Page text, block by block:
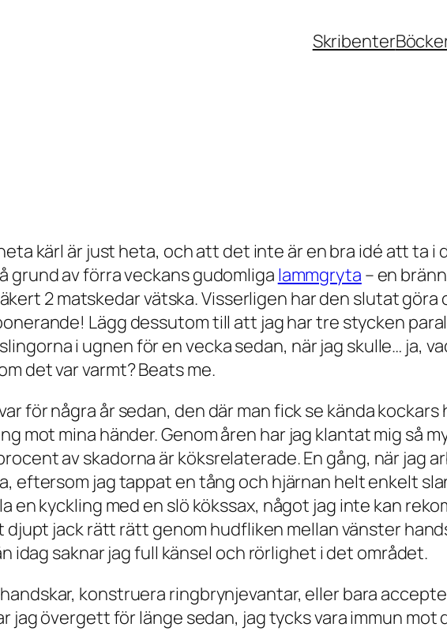
Skribenter
kärl är just heta, och att det inte är en bra idé att ta i
grund av förra veckans gudomliga lammgryta – en
2 matskedar vätska. Visserligen har den slutat
Lägg dessutom till att jag har tre stycken
i ugnen för en vecka sedan, när jag skulle… ja,
det var varmt? Beats me.
för några år sedan, den där man fick se kända kockars
mot mina händer. Genom åren har jag klantat mig så
av skadorna är köksrelaterade. En gång, när jag
eftersom jag tappat en tång och hjärnan helt enkelt
en kyckling med en slö kökssax, något jag inte kan
djupt jack rätt rätt genom hudfliken mellan vänster
idag saknar jag full känsel och rörlighet i det området.
konstruera ringbrynjevantar, eller bara
jag övergett för länge sedan, jag tycks vara immun mot